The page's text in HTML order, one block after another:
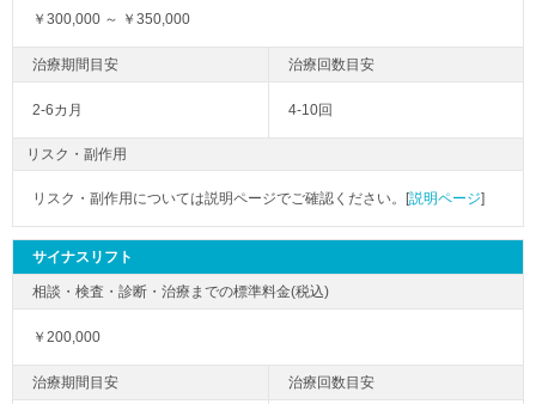
￥300,000 ～ ￥350,000
2-6カ月 4-10回
リスク・副作用
リスク・副作用については説明ページでご確認ください。[説明ページ]
サイナスリフト
￥200,000